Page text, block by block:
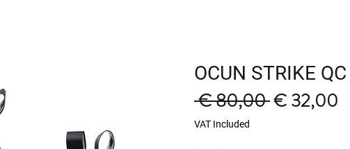
OCUN STRIKE QC
€ 80,00 Regular
€ 32,00
VAT Included